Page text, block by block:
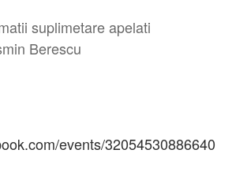
suplimetare apelati
Berescu
events/32054530886640